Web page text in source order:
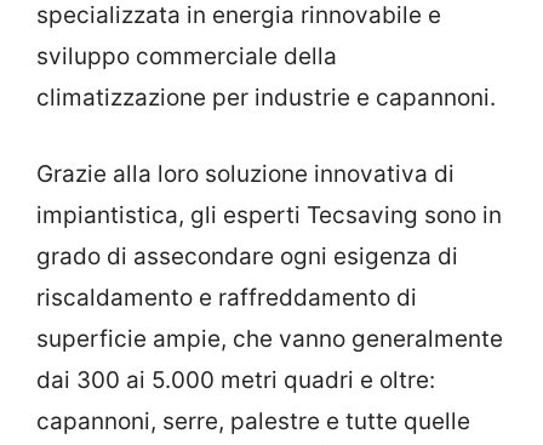
specializzata in energia rinnovabile e
sviluppo commerciale della
climatizzazione per industrie e capannoni.
Grazie alla loro soluzione innovativa di
impiantistica, gli esperti Tecsaving sono in
grado di assecondare ogni esigenza di
riscaldamento e raffreddamento di
superficie ampie, che vanno generalmente
dai 300 ai 5.000 metri quadri e oltre:
capannoni, serre, palestre e tutte quelle